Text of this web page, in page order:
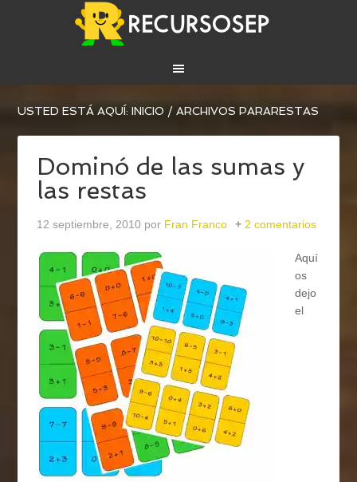
USTED ESTÁ AQUÍ:INICIO / ARCHIVOS PARARESTAS
Dominó de las sumas y
las restas
12 septiembre, 2010 por Fran Franco 2 comentarios
Aquí
os
dejo
el